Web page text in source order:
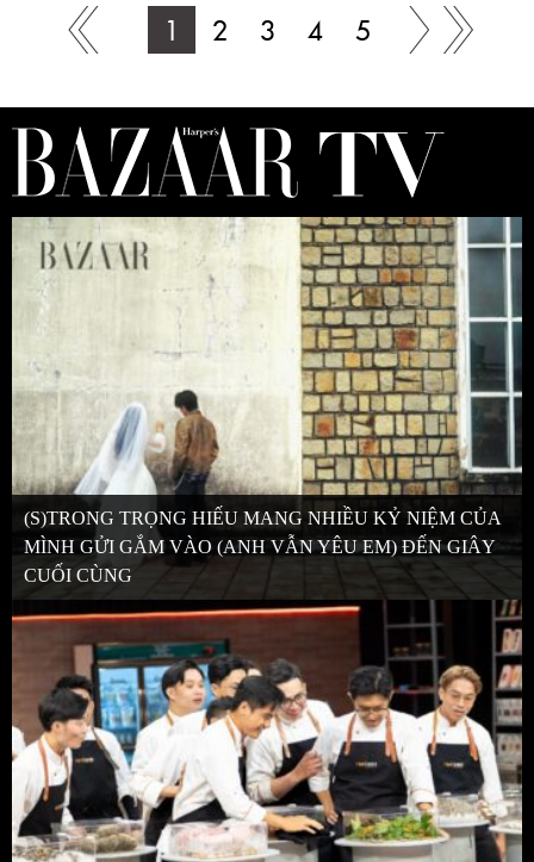
1 2 3 4 5
(S)TRONG TRỌNG HIẾU MANG NHIỀU KỶ NIỆM CỦA
MÌNH GỬI GẮM VÀO (ANH VẪN YÊU EM) ĐẾN GIÂY
CUỐI CÙNG